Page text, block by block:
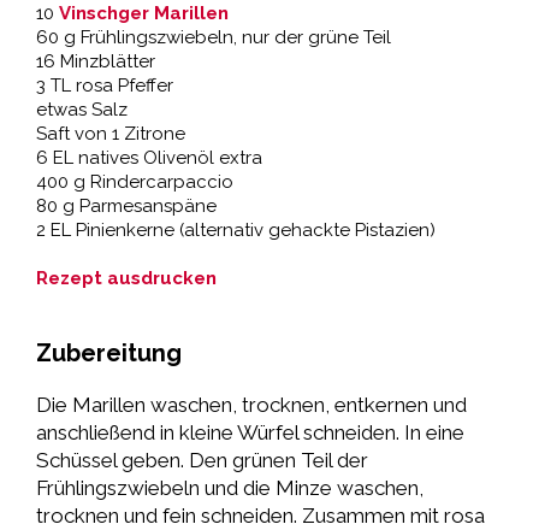
10 Vinschger Marillen
60 g Frühlingszwiebeln, nur der grüne Teil
16 Minzblätter
3 TL rosa Pfeffer
etwas Salz
Saft von 1 Zitrone
6 EL natives Olivenöl extra
400 g Rindercarpaccio
80 g Parmesanspäne
2 EL Pinienkerne (alternativ gehackte Pistazien)
Rezept ausdrucken
Zubereitung
Die Marillen waschen, trocknen, entkernen und
anschließend in kleine Würfel schneiden. In eine
Schüssel geben. Den grünen Teil der
Frühlingszwiebeln und die Minze waschen,
trocknen und fein schneiden. Zusammen mit rosa